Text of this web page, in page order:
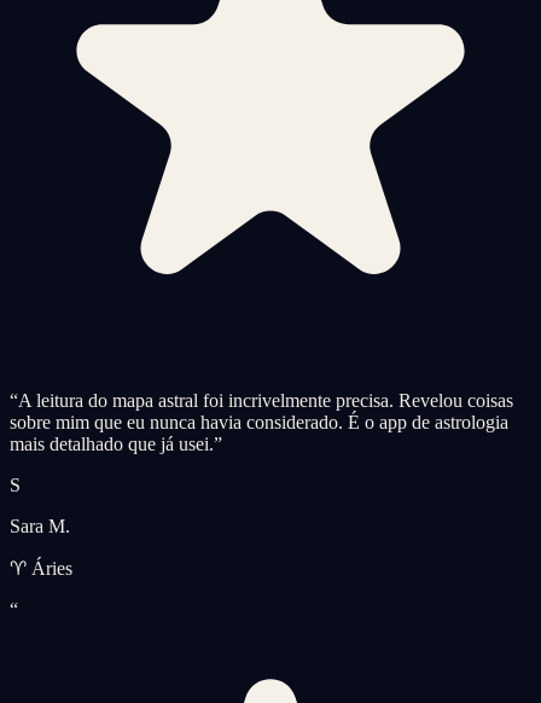
“A leitura do mapa astral foi incrivelmente precisa. Revelou coisas
sobre mim que eu nunca havia considerado. É o app de astrologia
mais detalhado que já usei.”
S
Sara M.
♈ Áries
“